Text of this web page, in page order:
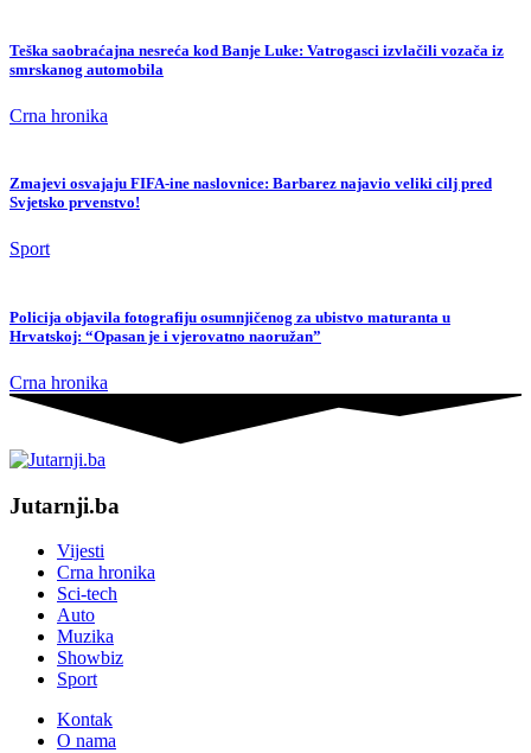
Teška saobraćajna nesreća kod Banje Luke: Vatrogasci izvlačili vozača iz
smrskanog automobila
Crna hronika
Zmajevi osvajaju FIFA-ine naslovnice: Barbarez najavio veliki cilj pred
Svjetsko prvenstvo!
Sport
Policija objavila fotografiju osumnjičenog za ubistvo maturanta u
Hrvatskoj: “Opasan je i vjerovatno naoružan”
Crna hronika
Jutarnji.ba
Vijesti
Crna hronika
Sci-tech
Auto
Muzika
Showbiz
Sport
Kontak
O nama